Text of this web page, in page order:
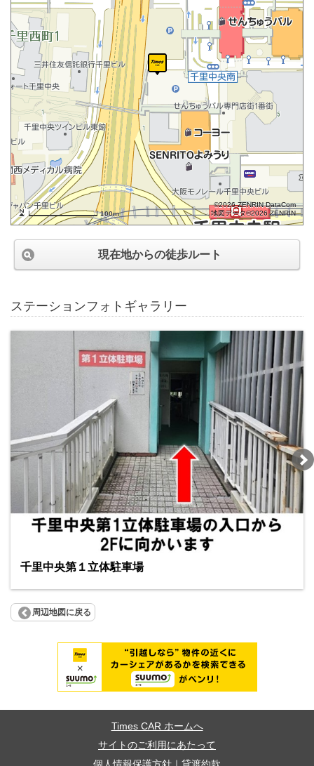
100m
©2026 ZENRIN DataCom
地図データ©2026 ZENRIN
現在地からの徒歩ルート
ステーションフォトギャラリー
千里中央第１立体駐車場
周辺地図に戻る
Times CAR ホームへ
サイトのご利用にあたって